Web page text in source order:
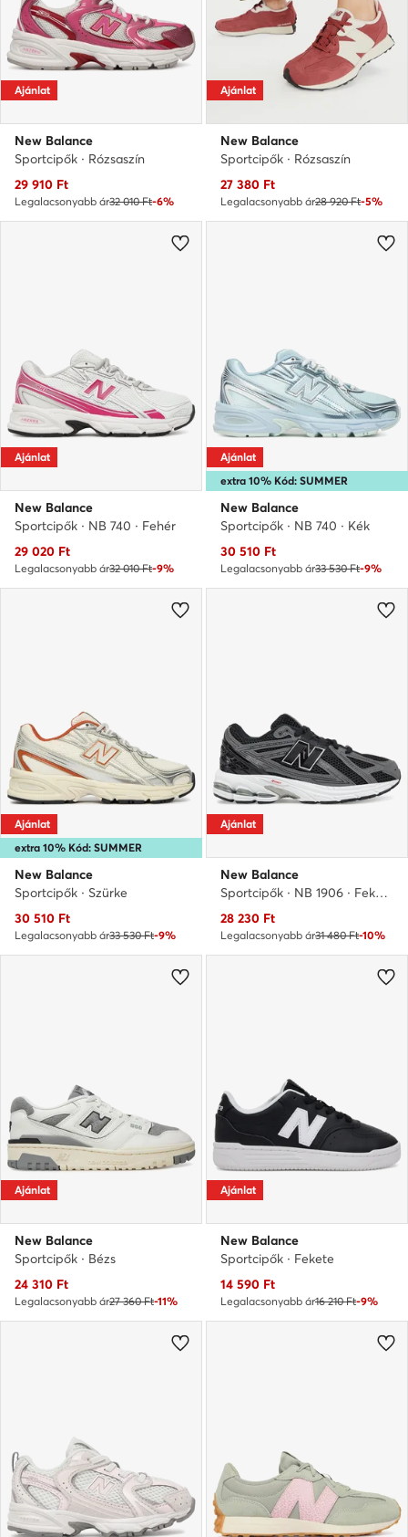
Ajánlat
New Balance
Sportcipők · Rózsaszín
Aktuális ár
29 910 Ft
Legalacsonyabb ár32 010 Ft-6%
Ajánlat
New Balance
Sportcipők · Rózsaszín
Aktuális ár
27 380 Ft
Legalacsonyabb ár28 920 Ft-5%
Ajánlat
New Balance
Sportcipők · NB 740 · Fehér
Aktuális ár
29 020 Ft
Legalacsonyabb ár32 010 Ft-9%
extra 10% Kód: SUMMER
Ajánlat
New Balance
Sportcipők · NB 740 · Kék
Aktuális ár
30 510 Ft
Legalacsonyabb ár33 530 Ft-9%
extra 10% Kód: SUMMER
Ajánlat
New Balance
Sportcipők · Szürke
Aktuális ár
30 510 Ft
Legalacsonyabb ár33 530 Ft-9%
Ajánlat
New Balance
Sportcipők · NB 1906 · Fekete
Aktuális ár
28 230 Ft
Legalacsonyabb ár31 480 Ft-10%
Ajánlat
New Balance
Sportcipők · Bézs
Aktuális ár
24 310 Ft
Legalacsonyabb ár27 360 Ft-11%
Ajánlat
New Balance
Sportcipők · Fekete
Aktuális ár
14 590 Ft
Legalacsonyabb ár16 210 Ft-9%